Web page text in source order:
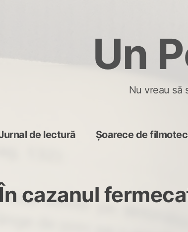
Un
Nu vreau să
de lectură Șoarece de
cazanul